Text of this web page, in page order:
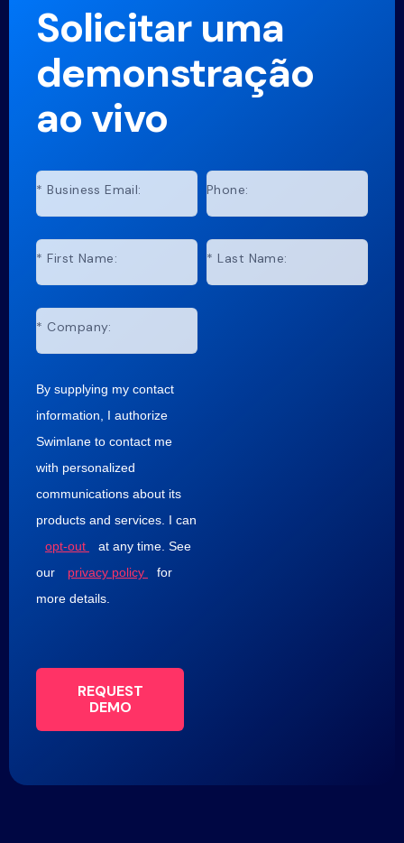
Solicitar uma
demonstração
ao vivo
* Business Email: Phone:
* First Name: * Last Name:
* Company:
By supplying my contact
information, I authorize
Swimlane to contact me
with personalized
communications about its
products and services. I can
opt-out
at any time. See
our
privacy policy
for
more details.
REQUEST
DEMO